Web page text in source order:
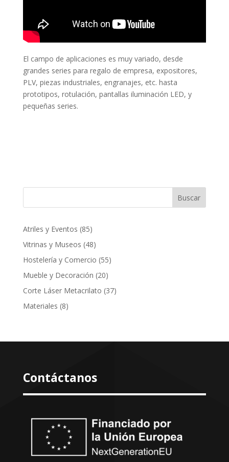
El campo de aplicaciones es muy variado, desde
grandes series para regalo de empresa, expositores,
PLV, piezas industriales, engranajes, etc. hasta
prototipos, rotulación, pantallas iluminación LED, y
pequeñas series.
Buscar
Atriles y Eventos 8585
productos
Vitrinas y Museos 4848
productos
Hostelería y Comercio 5555
Mueble y Decoración 2020
productos
Corte Láser Metacrilato 3737
Materiales 88
Contáctanos